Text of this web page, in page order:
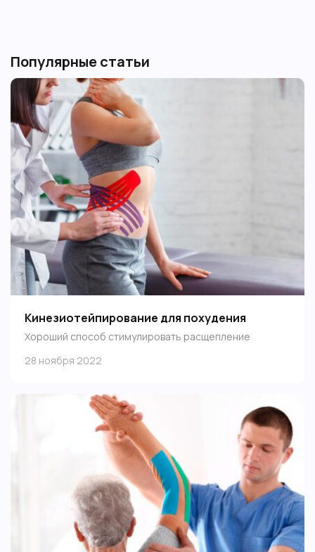
Популярные статьи
Кинезиотейпирование для похудения
Хороший способ стимулировать расщепление
и улучшению микроциркуляции в мышцах.
28 ноября 2022